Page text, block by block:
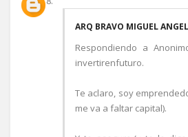
ARQ BRAVO MIGUEL ANGEL
Respondiendo a
invertirenfuturo.
Te aclaro, soy
me va a faltar capital).